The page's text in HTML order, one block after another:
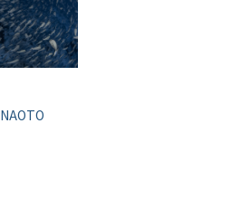
NAOTO